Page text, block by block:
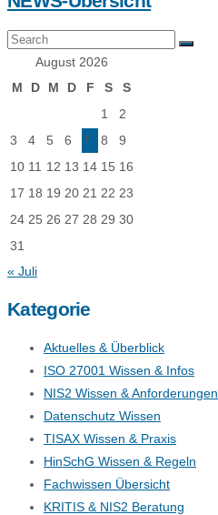
August 2026
M
D M D F S
S
1
2
3
4 5 6 7 8
9
10 11 12 13 14 15 16
17 18 19 20 21 22 23
24 25 26 27 28 29 30
31
« Juli
Kategorie
Aktuelles & Überblick
ISO 27001 Wissen & Infos
NIS2 Wissen & Anforderungen
Datenschutz Wissen
TISAX Wissen & Praxis
HinSchG Wissen & Regeln
Fachwissen Übersicht
KRITIS & NIS2 Beratung